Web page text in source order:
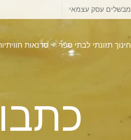
מבשלים עסק עצמאי
חינוך תזונתי לבתי ספר סדנאות